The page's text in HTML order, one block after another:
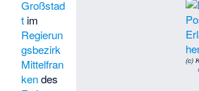
(c)
Großstad
t im
Regierun
gsbezirk
Mittelfran
kendes